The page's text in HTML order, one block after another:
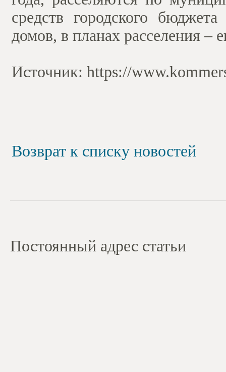
средств городского
домов, в планах расселения –
Источник: https://
Возврат к списку новостей
Постоянный адрес статьи